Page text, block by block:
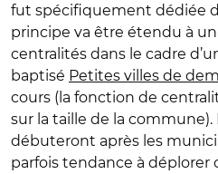
fut spécifiquement dédiée
principe va être étendu à
centralités dans le cadre
baptisé Petites villes de
cours (la fonction de
sur la taille de la commune).
débuteront après les
parfois tendance à déplorer